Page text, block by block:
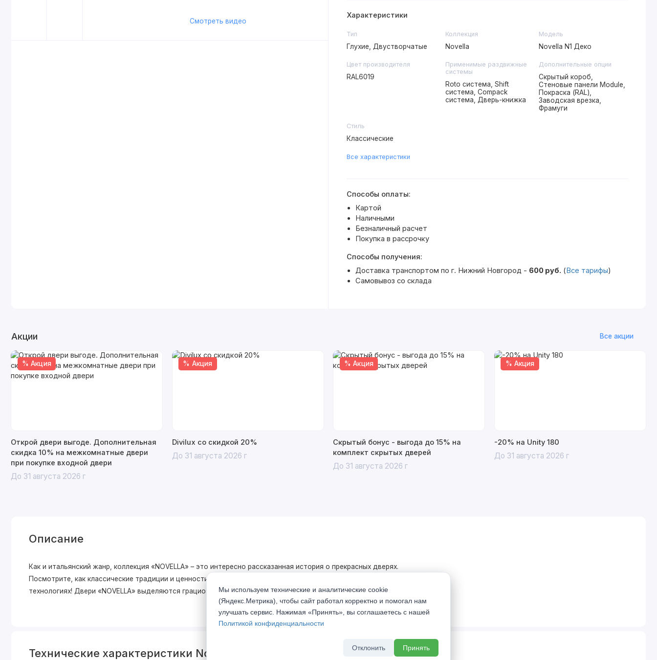
Смотреть видео
Характеристики
Тип
Глухие, Двустворчатые
Коллекция
Novella
Модель
Novella N1 Деко
Цвет производителя
RAL6019
Применимые раздвижные
системы
Roto система, Shift
система, Compack
система, Дверь-книжка
Дополнительные опции
Скрытый короб,
Стеновые панели Module,
Покраска (RAL),
Заводская врезка,
Фрамуги
Стиль
Классические
Все характеристики
Способы оплаты:
Картой
Наличными
Безналичный расчет
Покупка в рассрочку
Способы получения:
Доставка транспортом по г. Нижний Новгород - 600 руб. (Все тарифы)
Самовывоз со склада
Акции Все акции
% Акция
Открой двери выгоде. Дополнительная
скидка 10% на межкомнатные двери
при покупке входной двери
До 31 августа 2026 г
% Акция
Divilux со скидкой 20%
До 31 августа 2026 г
% Акция
Скрытый бонус - выгода до 15% на
комплект скрытых дверей
До 31 августа 2026 г
% Акция
-20% на Unity 180
До 31 августа 2026 г
Описание
Как и итальянский жанр, коллекция «NOVELLA» – это интересно рассказанная история о прекрасных дверях.
Посмотрите, как классические традиции и ценности органично воплотились в современных материалах и
технологиях! Двери «NOVELLA» выделяютcя грациозной геометрией и подчеркнут Ваш хороший вкус.
Технические характеристики Novella N1 Деко RAL6019
Мы используем технические и аналитические cookie
(Яндекс.Метрика), чтобы сайт работал корректно и помогал нам
улучшать сервис. Нажимая «Принять», вы соглашаетесь с нашей
Политикой конфиденциальности
Отклонить Принять